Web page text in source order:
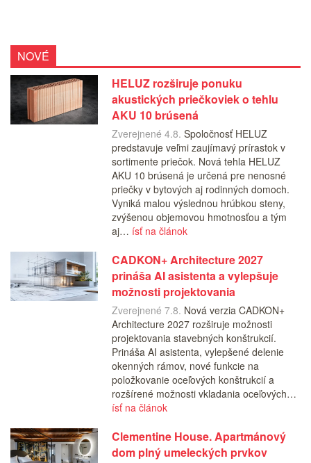
NOVÉ
HELUZ rozširuje ponuku
akustických priečkoviek o tehlu
AKU 10 brúsená
Zverejnené 4.8. Spoločnosť HELUZ
predstavuje veľmi zaujímavý prírastok v
sortimente priečok. Nová tehla HELUZ
AKU 10 brúsená je určená pre nenosné
priečky v bytových aj rodinných domoch.
Vyniká malou výslednou hrúbkou steny,
zvýšenou objemovou hmotnosťou a tým
aj… ísť na článok
CADKON+ Architecture 2027
prináša AI asistenta a vylepšuje
možnosti projektovania
Zverejnené 7.8. Nová verzia CADKON+
Architecture 2027 rozširuje možnosti
projektovania stavebných konštrukcií.
Prináša AI asistenta, vylepšené delenie
okenných rámov, nové funkcie na
položkovanie oceľových konštrukcií a
rozšírené možnosti vkladania oceľových…
ísť na článok
Clementine House. Apartmánový
dom plný umeleckých prvkov